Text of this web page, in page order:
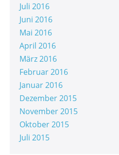
Juli 2016
Juni 2016
Mai 2016
April 2016
März 2016
Februar 2016
Januar 2016
Dezember 2015
November 2015
Oktober 2015
Juli 2015